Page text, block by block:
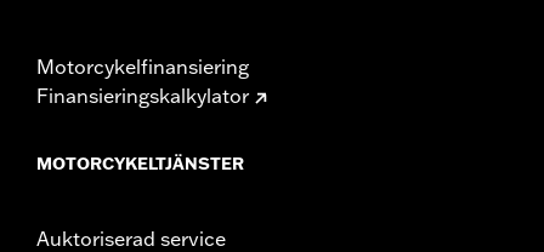
Motorcykelfinansiering
Finansieringskalkylator
MOTORCYKELTJÄNSTER
Auktoriserad service